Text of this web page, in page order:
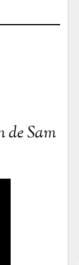
de Sam